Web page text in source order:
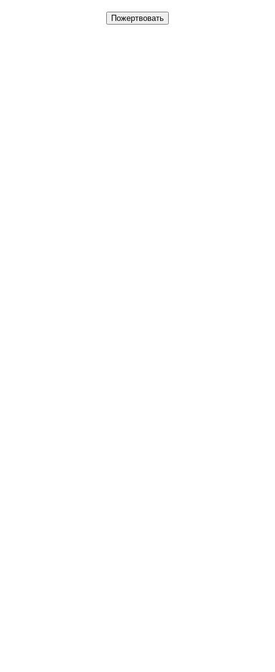
Пожертвовать